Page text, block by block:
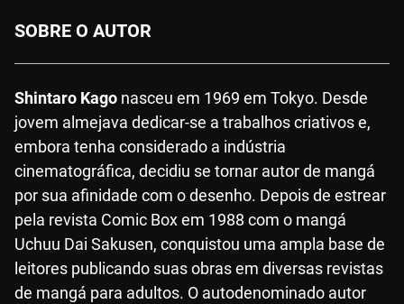
SOBRE O AUTOR
Shintaro Kago nasceu em 1969 em Tokyo. Desde
jovem almejava dedicar-se a trabalhos criativos e,
embora tenha considerado a indústria
cinematográfica, decidiu se tornar autor de mangá
por sua afinidade com o desenho. Depois de estrear
pela revista Comic Box em 1988 com o mangá
Uchuu Dai Sakusen, conquistou uma ampla base de
leitores publicando suas obras em diversas revistas
de mangá para adultos. O autodenominado autor